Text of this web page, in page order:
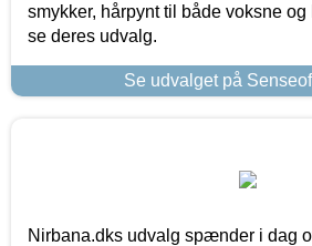
smykker, hårpynt til både voksne
se deres udvalg.
Se udvalget på
Nirbana.dks udvalg spænder i dag